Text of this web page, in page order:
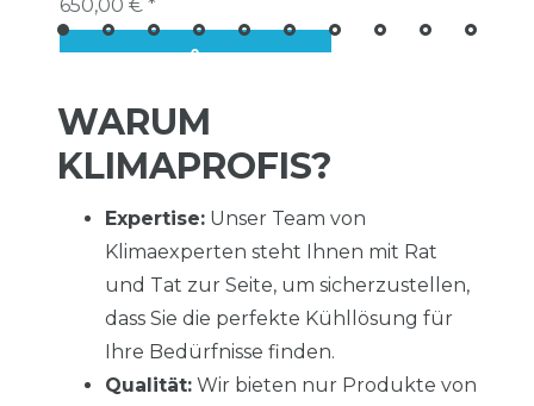
650,00 € *
WARUM
KLIMAPROFIS?
Expertise: Unser Team von
Klimaexperten steht Ihnen mit Rat
und Tat zur Seite, um sicherzustellen,
dass Sie die perfekte Kühllösung für
Ihre Bedürfnisse finden.
Qualität: Wir bieten nur Produkte von